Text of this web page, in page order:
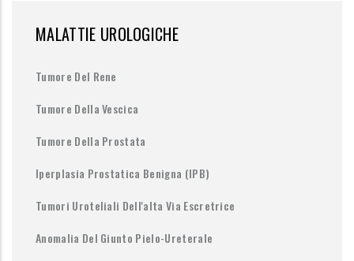
MALATTIE UROLOGICHE
Tumore Del Rene
Tumore Della Vescica
Tumore Della Prostata
Iperplasia Prostatica Benigna (IPB)
Tumori Uroteliali Dell'alta Via Escretrice
Anomalia Del Giunto Pielo-Ureterale